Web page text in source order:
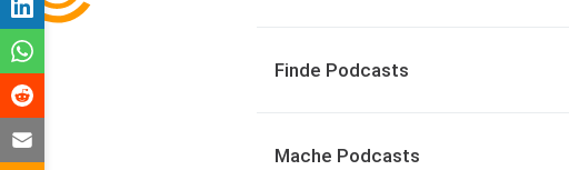
Finde Podcasts
Mache Podcasts